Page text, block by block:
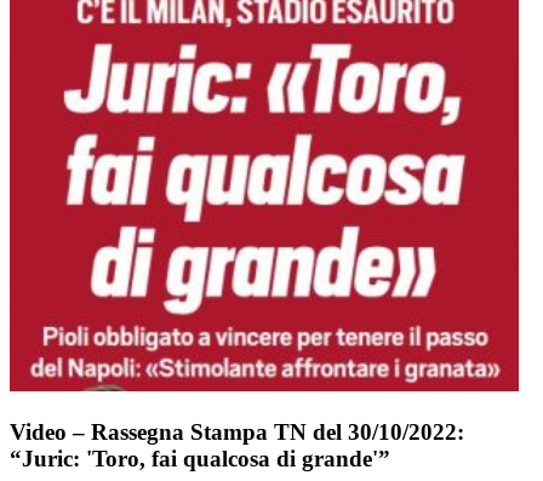
Video – Rassegna Stampa TN del 30/10/2022:
“Juric: 'Toro, fai qualcosa di grande'”